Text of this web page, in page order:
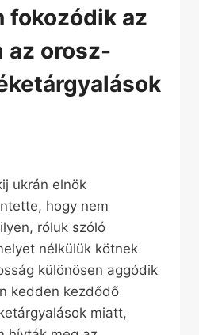
fokozódik az
az orosz-
ukrán elnök
hogy nem
róluk szóló
nélkülük kötnek
különösen aggódik
kedden kezdődő
miatt,